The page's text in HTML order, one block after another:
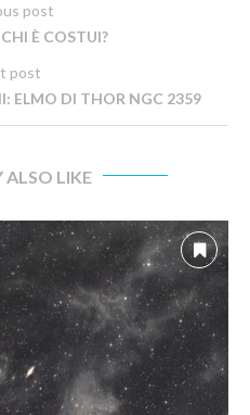
post
È COSTUI?
post
ELMO DI THOR NGC 2359
ALSO LIKE